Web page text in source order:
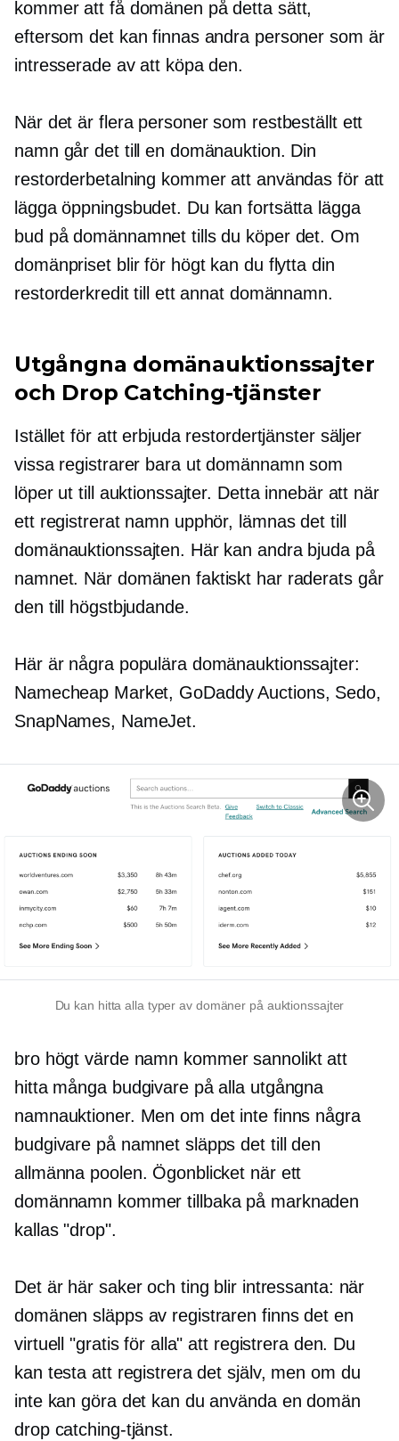
kommer att få domänen på detta sätt,
eftersom det kan finnas andra personer som är
intresserade av att köpa den.
När det är flera personer som restbeställt ett
namn går det till en domänauktion. Din
restorderbetalning kommer att användas för att
lägga öppningsbudet. Du kan fortsätta lägga
bud på domännamnet tills du köper det. Om
domänpriset blir för högt kan du flytta din
restorderkredit till ett annat domännamn.
Utgångna domänauktionssajter
och Drop Catching-tjänster
Istället för att erbjuda restordertjänster säljer
vissa registrarer bara ut domännamn som
löper ut till auktionssajter. Detta innebär att när
ett registrerat namn upphör, lämnas det till
domänauktionssajten. Här kan andra bjuda på
namnet. När domänen faktiskt har raderats går
den till högstbjudande.
Här är några populära domänauktionssajter:
Namecheap Market, GoDaddy Auctions, Sedo,
SnapNames, NameJet.
Du kan hitta alla typer av domäner på auktionssajter
bro högt värdenamn kommer sannolikt att
hitta många budgivare på alla utgångna
namnauktioner. Men om det inte finns några
budgivare på namnet släpps det till den
allmänna poolen. Ögonblicket när ett
domännamn kommer tillbaka på marknaden
kallas "drop".
Det är här saker och ting blir intressanta: när
domänen släpps av registraren finns det en
virtuell "gratis för alla" att registrera den. Du
kan testa att registrera det själv, men om du
inte kan göra det kan du använda en domän
drop catching-tjänst.